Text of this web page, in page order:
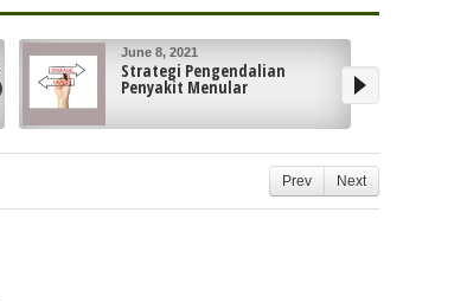
May 24, 2021
Mengantisipasi Terjadinya
Keracunan Pangan
Prev Next